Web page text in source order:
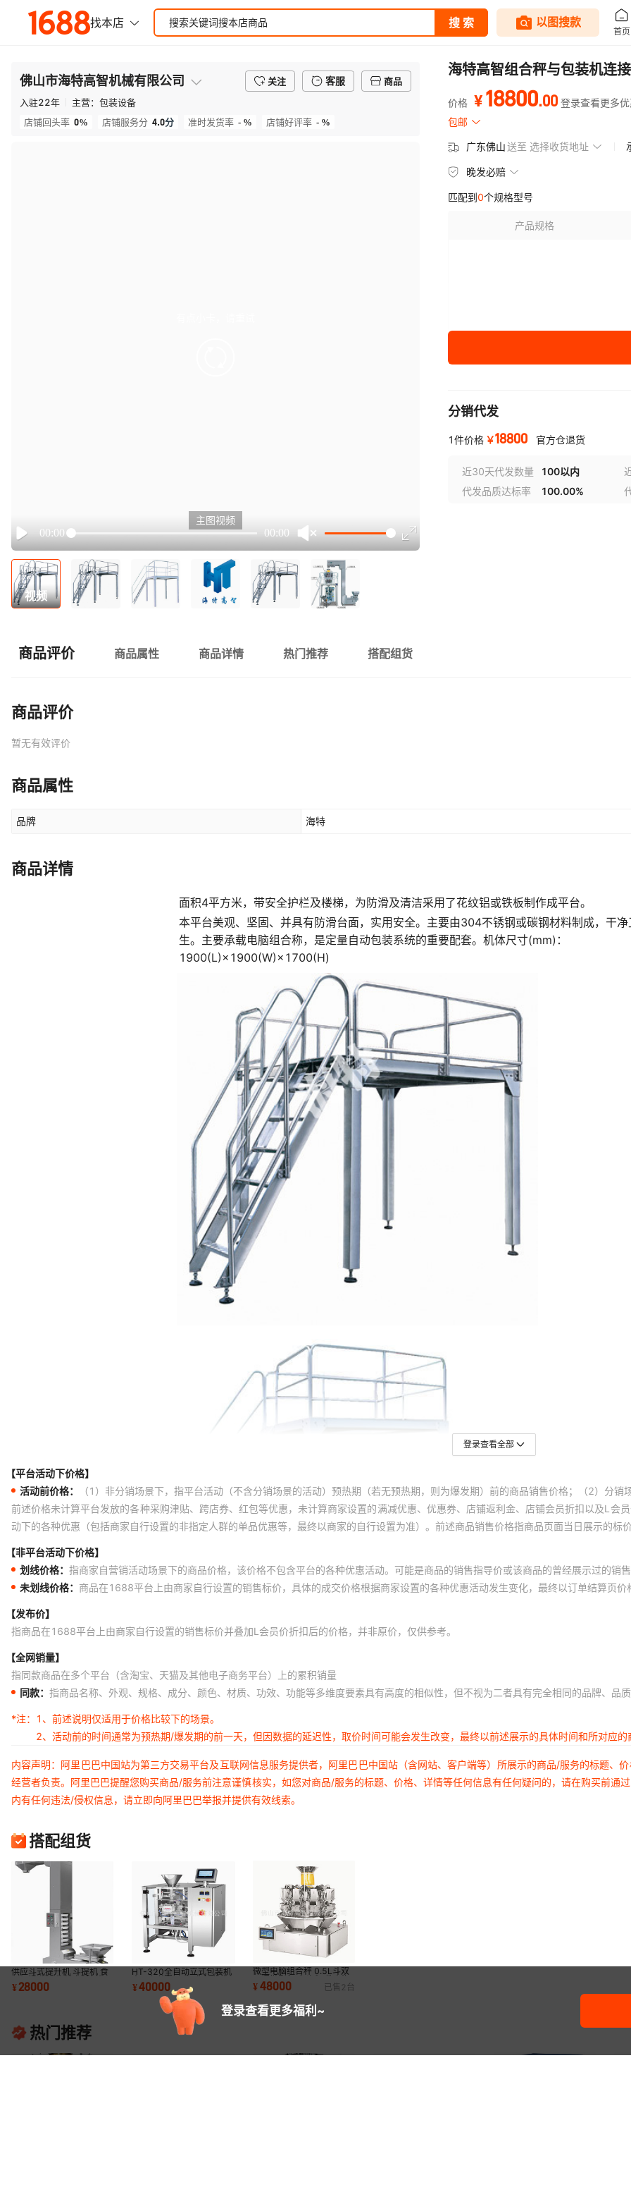
佛山市海特高智机械有限公司 关注 客服
商品
入驻22年 主营： 包装设备
店铺回头率 0% 店铺服务分 4.0分 准时发货率 - % 店铺好评率 - %
Play
00:00 00:00
主图视频
视频
海特高智组合秤与包装机连
价格 ¥18800.00 登录查看更多
包邮
广东佛山送至 选择收货地址
晚发必赔
匹配到0个规格型号
产品规格
分销代发
1件价格 ￥18800 官方仓退货
近30天代发数量 100以内
代发品质达标率
100.00%
商品评价 商品属性 商品详情 热门推荐 搭配组货
商品评价
暂无有效评价
商品属性
品牌 海特
商品详情
登录查看全部
【平台活动下价格】
活动前价格：
（1）非分销场景下，指平台活动（不含分销场景的活动）预热期（若无预热期，则为爆发期）前的商品销售价格；（2）分
前述价格未计算平台发放的各种采购津贴、跨店券、红包等优惠，未计算商家设置的满减优惠、优惠券、店铺返利金、店铺会员折扣以及L会
动下的各种优惠（包括商家自行设置的非指定人群的单品优惠等，最终以商家的自行设置为准）。前述商品销售价格指商品页面当日展示的
【非平台活动下价格】
划线价格： 指商家自营销活动场景下的商品价格，该价格不包含平台的各种优惠活动。可能是商品的销售指导价或该商品的曾经展示过的销
未划线价格： 商品在1688平台上由商家自行设置的销售标价，具体的成交价格根据商家设置的各种优惠活动发生变化，最终以订单结算页价
【发布价】
指商品在1688平台上由商家自行设置的销售标价并叠加L会员价折扣后的价格，并非原价，仅供参考。
【全网销量】
指同款商品在多个平台（含淘宝、天猫及其他电子商务平台）上的累积销量
同款： 指商品名称、外观、规格、成分、颜色、材质、功效、功能等多维度要素具有高度的相似性，但不视为二者具有完全相同的品牌、品
*注：
1、前述说明仅适用于价格比较下的场景。
2、活动前的时间通常为预热期/爆发期的前一天，但因数据的延迟性，取价时间可能会发生改变，最终以前述展示的具体时间和所对应的
内容声明：阿里巴巴中国站为第三方交易平台及互联网信息服务提供者，阿里巴巴中国站（含网站、客户端等）所展示的商品/服务的标题、
经营者负责。阿里巴巴提醒您购买商品/服务前注意谨慎核实，如您对商品/服务的标题、价格、详情等任何信息有任何疑问的，请在购买前通
内有任何违法/侵权信息，请立即向阿里巴巴举报并提供有效线索。
搭配组货
供应斗式提升机 斗提机 食
品级提升机 物料上料机机
械全自动包装
¥28000
HT-320全自动立式包装机
食品包装秤 320膜宽 佛山
海特高智
¥40000
微型电脑组合秤 0.5L斗双
开门微型秤 多头秤 佛山海
特高智
¥48000 已售 2 台
热门推荐
登录查看更多福利~